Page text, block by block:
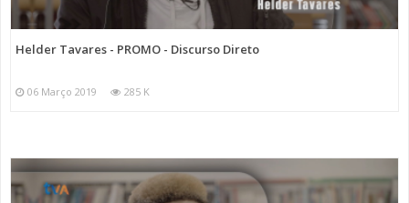
Helder Tavares - PROMO - Discurso Direto
06 Março 2019 285 K